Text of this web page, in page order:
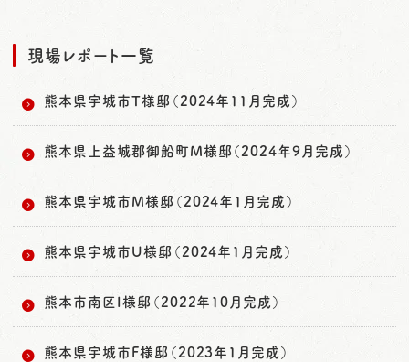
現場レポート一覧
熊本県宇城市T様邸（2024年11月完成）
熊本県上益城郡御船町M様邸（2024年9月完成）
熊本県宇城市M様邸（2024年1月完成）
熊本県宇城市U様邸（2024年1月完成）
熊本市南区I様邸（2022年10月完成）
熊本県宇城市F様邸（2023年1月完成）